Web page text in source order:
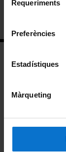
Requeriments
Preferències
Estadístiques
Màrqueting
Martí i
08028